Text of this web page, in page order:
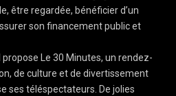
être regardée, bénéficier d’un
son financement public et
Le 30 Minutes, un rendez-
de culture et de divertissement
ses téléspectateurs. De jolies